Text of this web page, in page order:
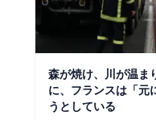
森が焼け、川が温ま
に、フランスは「元
うとしている